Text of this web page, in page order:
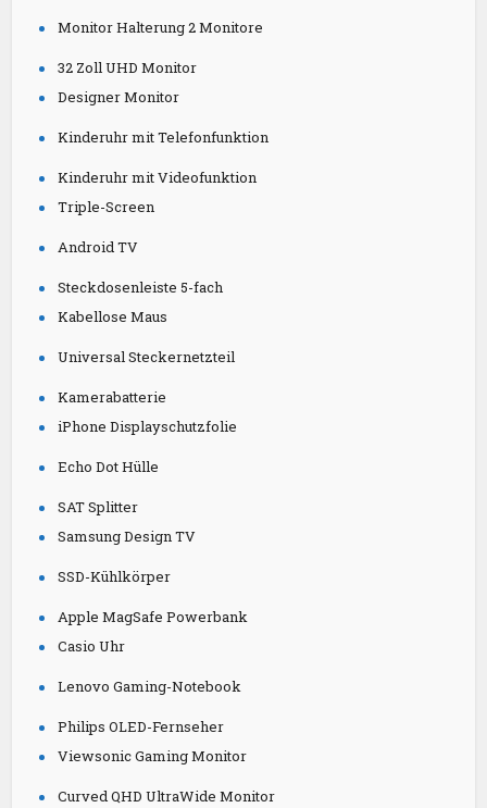
Monitor Halterung 2 Monitore
32 Zoll UHD Monitor
Designer Monitor
Kinderuhr mit Telefonfunktion
Kinderuhr mit Videofunktion
Triple-Screen
Android TV
Steckdosenleiste 5-fach
Kabellose Maus
Universal Steckernetzteil
Kamerabatterie
iPhone Displayschutzfolie
Echo Dot Hülle
SAT Splitter
Samsung Design TV
SSD-Kühlkörper
Apple MagSafe Powerbank
Casio Uhr
Lenovo Gaming-Notebook
Philips OLED-Fernseher
Viewsonic Gaming Monitor
Curved QHD UltraWide Monitor